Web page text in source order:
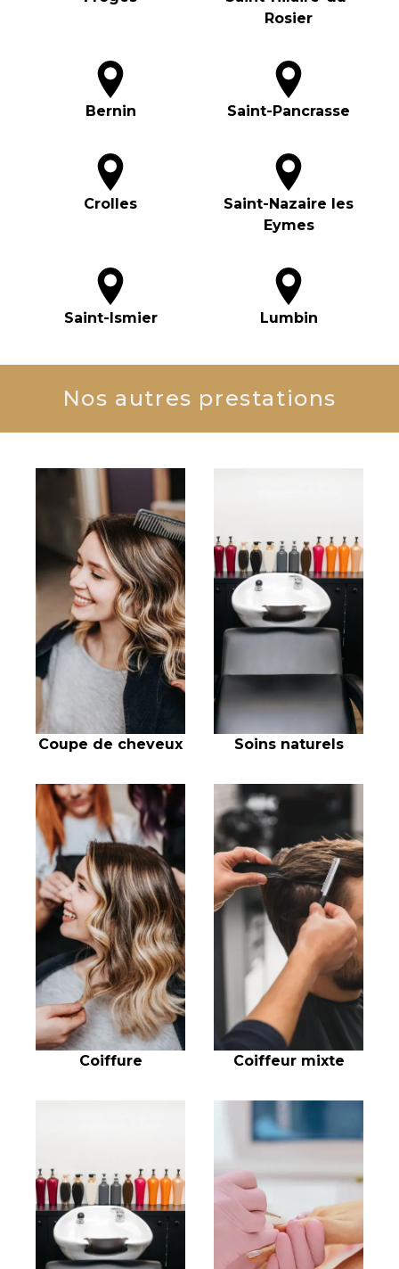
Rosier
Bernin Saint-Pancrasse
Crolles
Saint-Nazaire les
Eymes
Saint-Ismier Lumbin
Nos autres prestations
Coupe de cheveux Soins naturels
Coiffure Coiffeur mixte